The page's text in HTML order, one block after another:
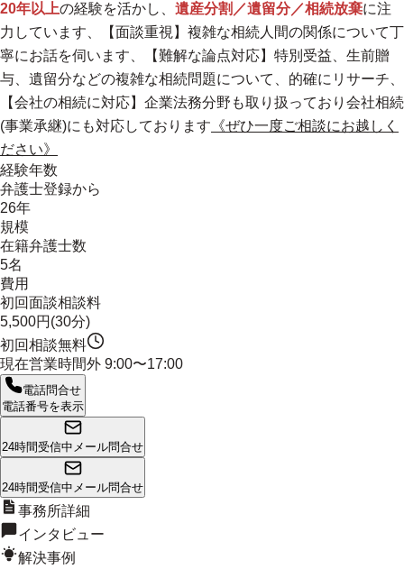
20年以上の経験を活かし、 遺産分割／遺留分／相続放棄に注
力しています、【面談重視】複雑な相続人間の関係について丁
寧にお話を伺います、【難解な論点対応】特別受益、生前贈
与、遺留分などの複雑な相続問題について、的確にリサーチ、
【会社の相続に対応】企業法務分野も取り扱っており会社相続
(事業承継)にも対応しております 《ぜひ一度ご相談にお越しく
ださい》
経験年数
弁護士登録から
26年
規模
在籍弁護士数
5名
費用
初回面談相談料
5,500円(30分)
初回相談無料
現在営業時間外 9:00〜17:00
電話問合せ
電話番号を表示
24時間受信中 メール問合せ
24時間受信中 メール問合せ
事務所詳細
インタビュー
解決事例